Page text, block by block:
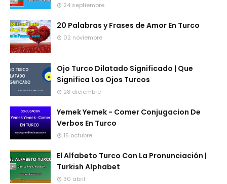
24 septiembre
20 Palabras y Frases de Amor En Turco
02 noviembre
Ojo Turco Dilatado Significado | Que
Significa Los Ojos Turcos
28 diciembre
Yemek Yemek - Comer Conjugacion De
Verbos En Turco
15 octubre
El Alfabeto Turco Con La Pronunciación |
Turkish Alphabet
30 abril